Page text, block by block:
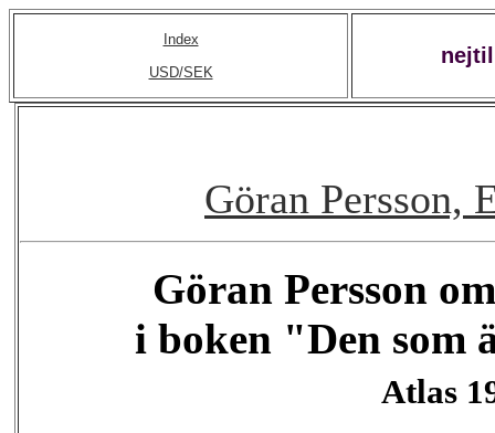
Index
USD/SEK
Göran Persson,
Göran Persson
i boken "Den som
Atlas